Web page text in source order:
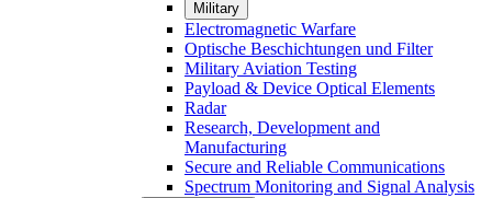
Military
Electromagnetic Warfare
Optische Beschichtungen und Filter
Military Aviation Testing
Payload & Device Optical Elements
Radar
Research, Development and
Manufacturing
Secure and Reliable Communications
Spectrum Monitoring and Signal Analysis